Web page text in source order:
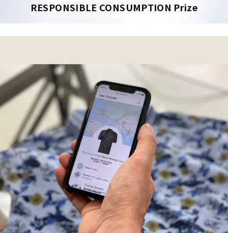
RESPONSIBLE CONSUMPTION Prize